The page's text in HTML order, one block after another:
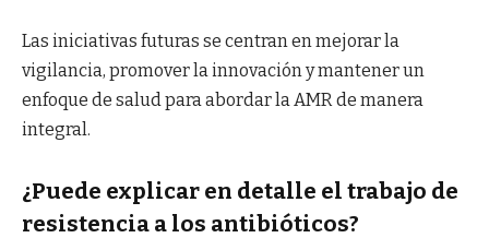
Las iniciativas futuras se centran en mejorar la
vigilancia, promover la innovación y mantener un
enfoque de salud para abordar la AMR de manera
integral.
¿Puede explicar en detalle el trabajo de
resistencia a los antibióticos?